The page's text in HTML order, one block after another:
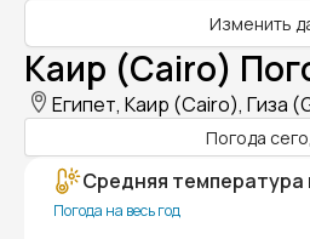
Изменить
Каир (Cairo)
Египет, Каир (Cairo), Гиза
Погода
Средняя температура
Погода на весь год